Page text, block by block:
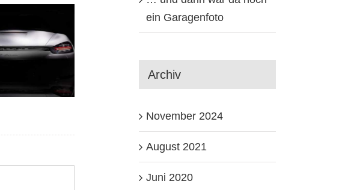
war da
noch
ein
Garagenfoto
Ausfahrt
ein Garagenfoto
Archiv
November 2024
August 2021
Juni 2020